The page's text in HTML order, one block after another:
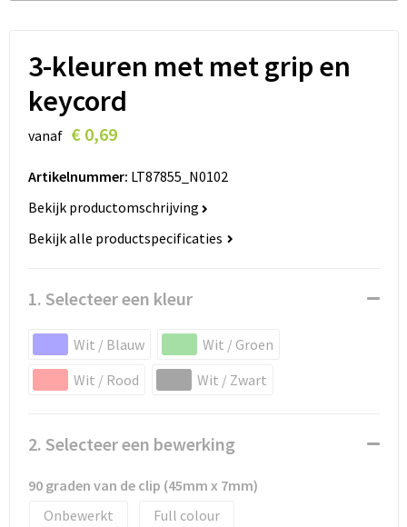
Lokale producten
Miniboxen
Momenten
Paraplu's
Persoonlijke verzorging
Sleutelhangers
Spellen voor binnen en buiten
Sport
Ondergoed, Sokken en Nachtkleding
3-kleuren met met grip en
keycord
vanaf € 0,69
Artikelnummer: LT87855_N0102
Bekijk productomschrijving
Bekijk alle productspecificaties
1. Selecteer een kleur
Wit / Blauw
Wit / Groen
Wit / Rood
Wit / Zwart
2. Selecteer een bewerking
90 graden van de clip (45mm x 7mm)
Onbewerkt
Full colour